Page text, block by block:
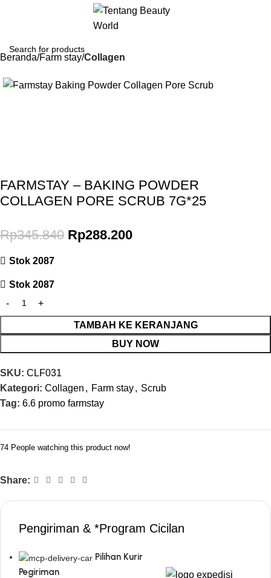
Beranda Farm stay Collagen
-17%
FARMSTAY – BAKING POWDER
COLLAGEN PORE SCRUB 7G*25
Rp345.840 Rp288.200
Stok 2087
Stok 2087
TAMBAH KE KERANJANG
BUY NOW
SKU: CLF031
Kategori: Collagen , Farm stay, Scrub
Tag: 6.6 promo farmstay
74 People watching this product now!
Share:
Pengiriman & *Program Cicilan
Pilihan Kurir
Pegiriman